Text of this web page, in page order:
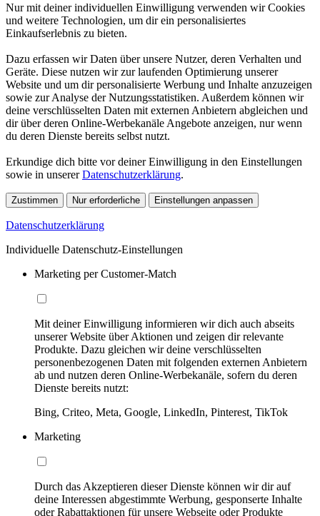
Nur mit deiner individuellen Einwilligung verwenden wir Cookies
und weitere Technologien, um dir ein personalisiertes
Einkaufserlebnis zu bieten.
Dazu erfassen wir Daten über unsere Nutzer, deren Verhalten und
Geräte. Diese nutzen wir zur laufenden Optimierung unserer
Website und um dir personalisierte Werbung und Inhalte anzuzeigen
sowie zur Analyse der Nutzungsstatistiken. Außerdem können wir
deine verschlüsselten Daten mit externen Anbietern abgleichen und
dir über deren Online-Werbekanäle Angebote anzeigen, nur wenn
du deren Dienste bereits selbst nutzt.
Erkundige dich bitte vor deiner Einwilligung in den Einstellungen
sowie in unsererDatenschutzerklärung.
Zustimmen Nur erforderliche Einstellungen anpassen
Datenschutzerklärung
Individuelle Datenschutz-Einstellungen
Marketing per Customer-Match
Mit deiner Einwilligung informieren wir dich auch abseits
unserer Website über Aktionen und zeigen dir relevante
Produkte. Dazu gleichen wir deine verschlüsselten
personenbezogenen Daten mit folgenden externen Anbietern
ab und nutzen deren Online-Werbekanäle, sofern du deren
Dienste bereits nutzt:
Bing, Criteo, Meta, Google, LinkedIn, Pinterest, TikTok
Marketing
Durch das Akzeptieren dieser Dienste können wir dir auf
deine Interessen abgestimmte Werbung, gesponserte Inhalte
oder Rabattaktionen für unsere Webseite oder Produkte